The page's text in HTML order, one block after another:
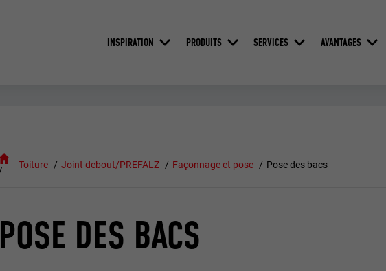
INSPIRATION PRODUITS SERVICES AVANTAGES
Toiture Joint debout/PREFALZ Façonnage et pose Pose des bacs
POSE DES BACS